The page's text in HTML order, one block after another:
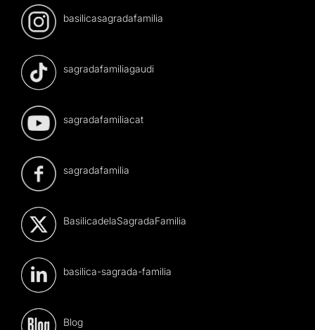
basilicasagradafamilia
sagradafamiliagaudi
sagradafamiliacat
sagradafamilia
BasilicadelaSagradaFamilia
basilica-sagrada-familia
Blog